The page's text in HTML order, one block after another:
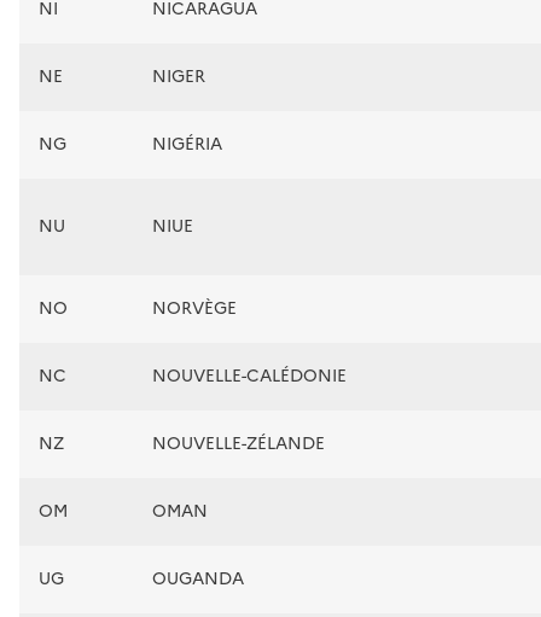
NI NICARAGUA
NE NIGER
NG NIGÉRIA
NU NIUE
NO NORVÈGE
NC NOUVELLE-CALÉDONIE
NZ NOUVELLE-ZÉLANDE
OM OMAN
UG OUGANDA